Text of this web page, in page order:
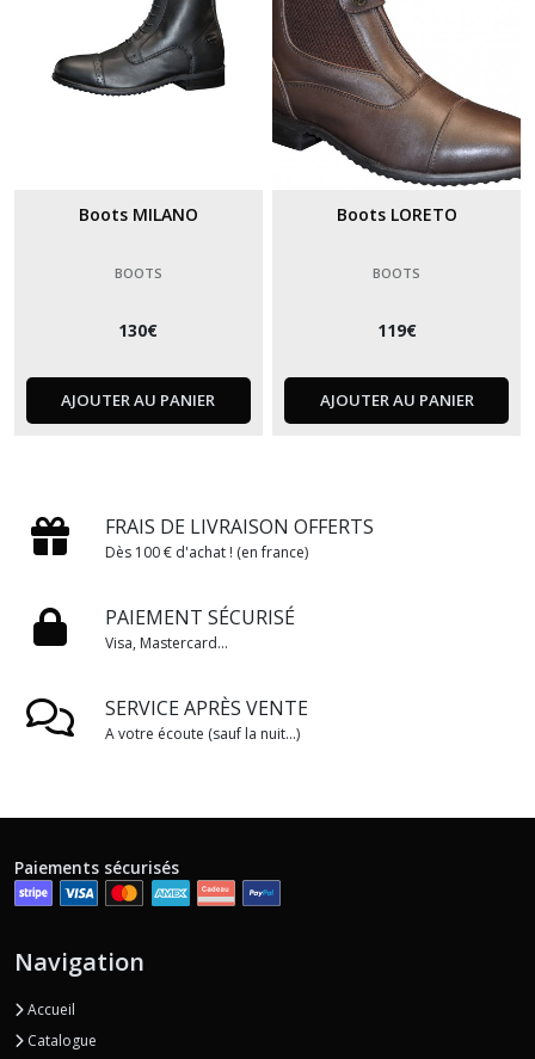
Boots MILANO
BOOTS
130€
AJOUTER AU PANIER
Boots LORETO
BOOTS
119€
AJOUTER AU PANIER
FRAIS DE LIVRAISON OFFERTS
Dès 100 € d'achat ! (en france)
PAIEMENT SÉCURISÉ
Visa, Mastercard...
SERVICE APRÈS VENTE
A votre écoute (sauf la nuit...)
Paiements sécurisés
Navigation
Accueil
Catalogue